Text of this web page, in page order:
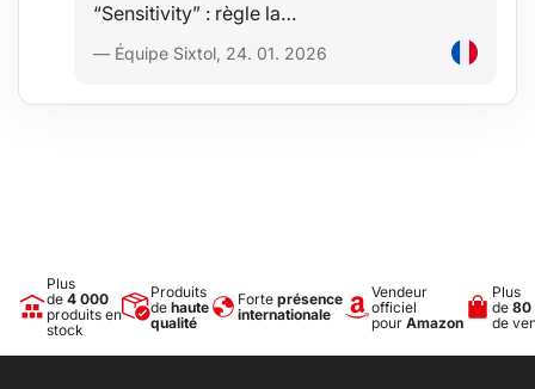
“Sensitivity” : règle la…
— Équipe Sixtol, 24. 01. 2026
Plus
de 4 000
produits en
stock
Produits
de haute
qualité
Forte présence
internationale
Vendeur
officiel
pour Amazon
Plus
de 80
de